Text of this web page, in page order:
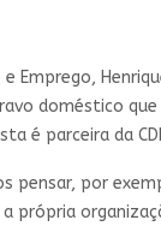
doméstico
é parceira da
pensar, por